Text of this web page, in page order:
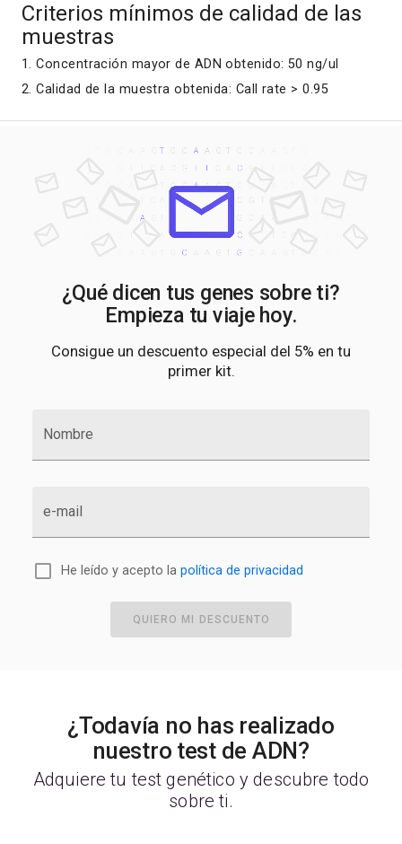
Criterios mínimos de calidad de las
muestras
1. Concentración mayor de ADN obtenido: 50 ng/ul
2. Calidad de la muestra obtenida: Call rate > 0.95
¿Qué dicen tus genes sobre ti?
Empieza tu viaje hoy.
Consigue un descuento especial del 5% en tu
primer kit.
Nombre
e-mail
He leído y acepto la política de privacidad
QUIERO MI DESCUENTO
¿Todavía no has realizado
nuestro test de ADN?
Adquiere tu test genético y descubre todo
sobre ti.